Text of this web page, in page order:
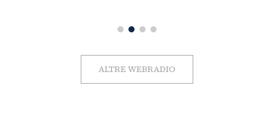
ALTRE WEBRADIO